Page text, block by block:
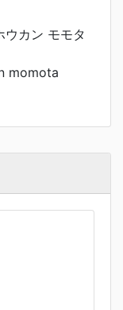
カン モモタ
momota